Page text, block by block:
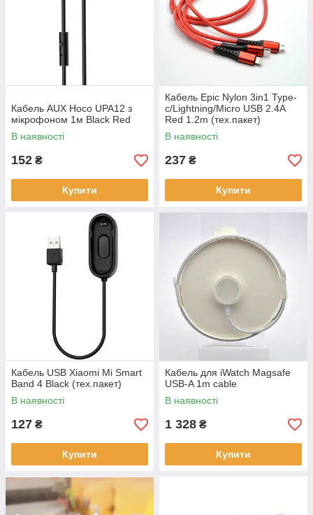
Кабель AUX Hoco UPA12 з
мікрофоном 1м Black Red
В наявності
152 ₴
Купити
Кабель Epic Nylon 3in1 Type-
c/Lightning/Micro USB 2.4A
Red 1.2m (тех.пакет)
В наявності
237 ₴
Купити
Кабель USB Xiaomi Mi Smart
Band 4 Black (тех.пакет)
В наявності
127 ₴
Купити
Кабель для iWatch Magsafe
USB-A 1m cable
В наявності
1 328 ₴
Купити